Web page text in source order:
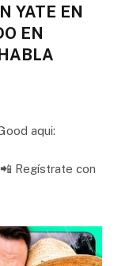
YATE EN
EN
aqui:
📲 Regístrate con